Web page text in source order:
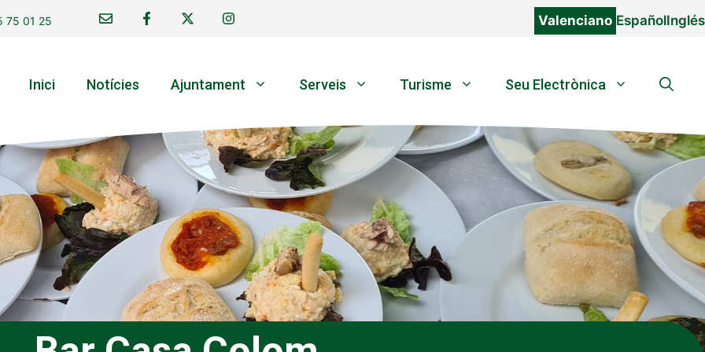
75 01 25 Valenciano EspañolInglés
Inici Notícies Ajuntament Serveis Turisme Seu Electrònica